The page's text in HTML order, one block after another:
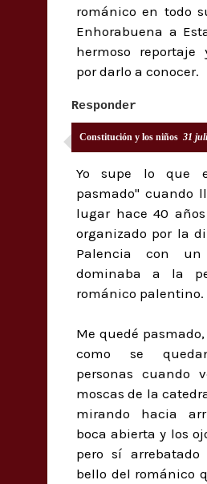
románico en todo
Enhorabuena a
hermoso reportaje
por darlo a conocer.
Responder
Constitución y los niños 31
Yo supe lo que
pasmado" cuando
lugar hace 40
organizado por la
Palencia con
dominaba a la
románico palentino.
Me quedé
como se
personas cuando
moscas de la
mirando hacia
boca abierta y los
pero sí
bello del románico